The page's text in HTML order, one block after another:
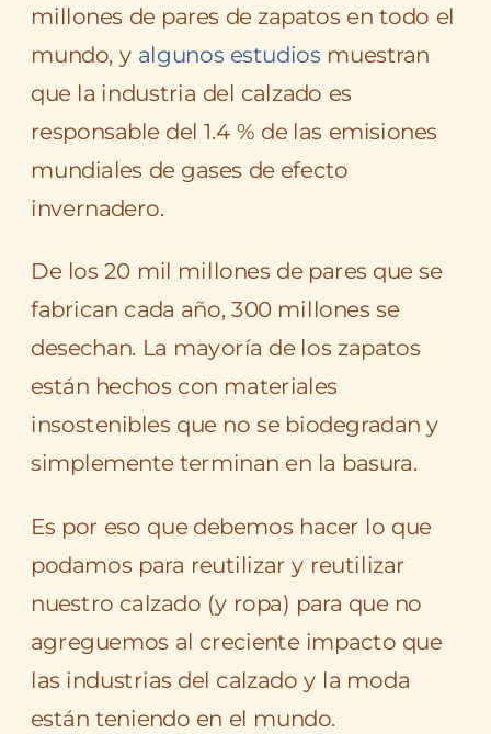
millones de pares de zapatos en todo el
mundo, y algunos estudios muestran
que la industria del calzado es
responsable del 1.4 % de las emisiones
mundiales de gases de efecto
invernadero.
De los 20 mil millones de pares que se
fabrican cada año, 300 millones se
desechan. La mayoría de los zapatos
están hechos con materiales
insostenibles que no se biodegradan y
simplemente terminan en la basura.
Es por eso que debemos hacer lo que
podamos para reutilizar y reutilizar
nuestro calzado (y ropa) para que no
agreguemos al creciente impacto que
las industrias del calzado y la moda
están teniendo en el mundo.